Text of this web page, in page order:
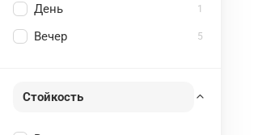
День 1
Вечер 5
Стойкость